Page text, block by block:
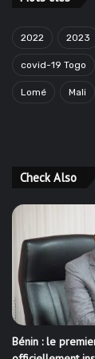
2022 2023
covid-19 Togo
Lomé Mali
Check Also
Bénin : le